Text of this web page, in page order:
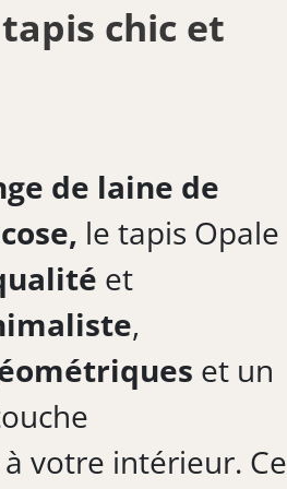
chic et
de laine de
le tapis Opale
et
,
et un
votre intérieur. Ce